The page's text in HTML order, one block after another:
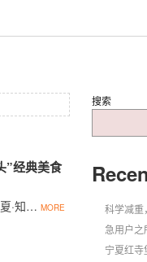
”经典美食
夏·知…MORE
搜索
科学减重
急用户之
宁夏红寺